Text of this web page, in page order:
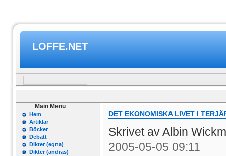
LOFFE.NET
Main Menu
Hem
Artiklar
Böcker
Debatt
Dikter (egna)
Dikter (andras)
DET EKONOMISKA LIVET I
Skrivet av Albin
2005-05-05 09:11